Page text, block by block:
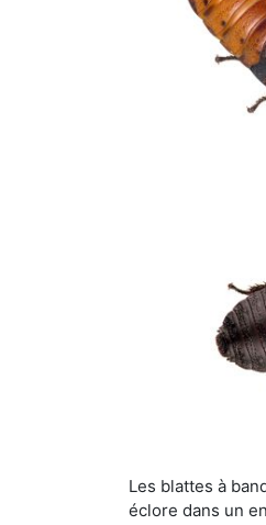
Les blattes à
éclore dans un